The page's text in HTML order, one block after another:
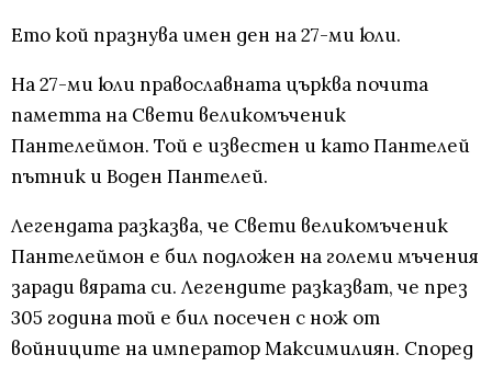
Ето кой празнува имен ден на 27-ми юли.
На 27-ми юли православната църква почита
паметта на Свети великомъченик
Пантелеймон. Той е известен и като Пантелей
пътник и Воден Пантелей.
Легендата разказва, че Свети великомъченик
Пантелеймон е бил подложен на големи мъчения
заради вярата си. Легендите разказват, че през
305 година той е бил посечен с нож от
войниците на император Максимилиян. Според